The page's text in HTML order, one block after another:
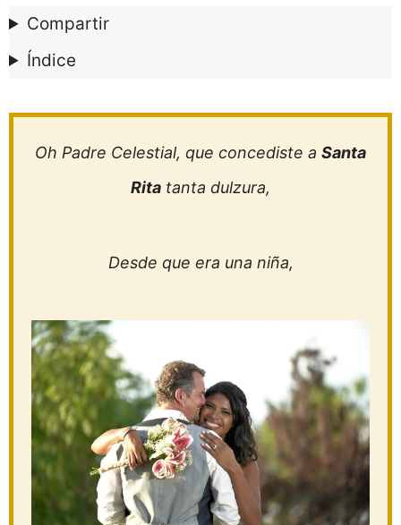
Compartir
Índice
Oh Padre Celestial, que concediste a Santa
Rita tanta dulzura,
Desde que era una niña,